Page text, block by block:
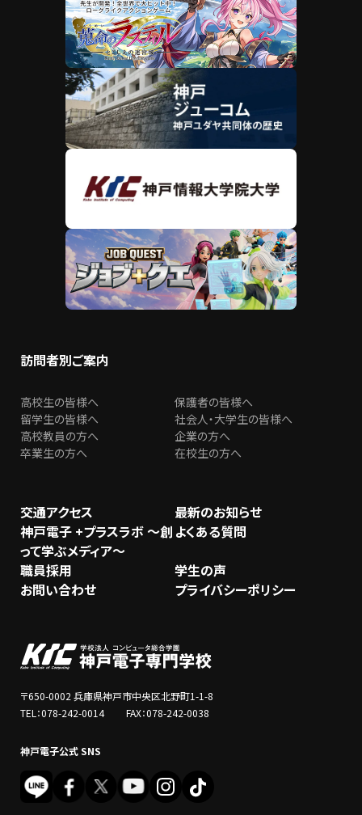
訪問者別ご案内
高校生の皆様へ
保護者の皆様へ
留学生の皆様へ
社会人・大学生の皆様へ
高校教員の方へ
企業の方へ
卒業生の方へ
在校生の方へ
交通アクセス
最新のお知らせ
神戸電子 +プラスラボ ～創
って学ぶメディア～
よくある質問
職員採用
学生の声
お問い合わせ
プライバシーポリシー
〒650-0002 兵庫県神戸市中央区北野町1-1-8
TEL：078-242-0014 FAX：078-242-0038
神戸電子公式 SNS